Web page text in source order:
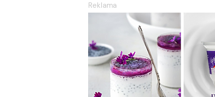
Reklama